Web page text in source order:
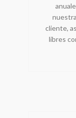
cliente,
libres